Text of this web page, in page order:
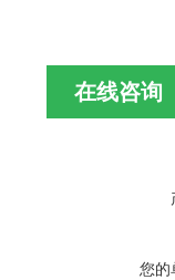
在线咨询
您的